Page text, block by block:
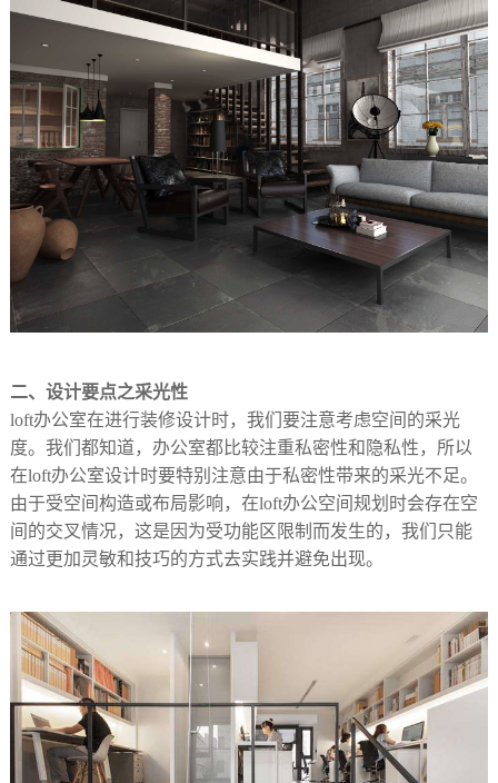
二、设计要点之采光性
loft办公室在进行装修设计时，我们要注意考虑空间的采光
度。我们都知道，办公室都比较注重私密性和隐私性，所以
在loft办公室设计时要特别注意由于私密性带来的采光不足。
由于受空间构造或布局影响，在loft办公空间规划时会存在空
间的交叉情况，这是因为受功能区限制而发生的，我们只能
通过更加灵敏和技巧的方式去实践并避免出现。